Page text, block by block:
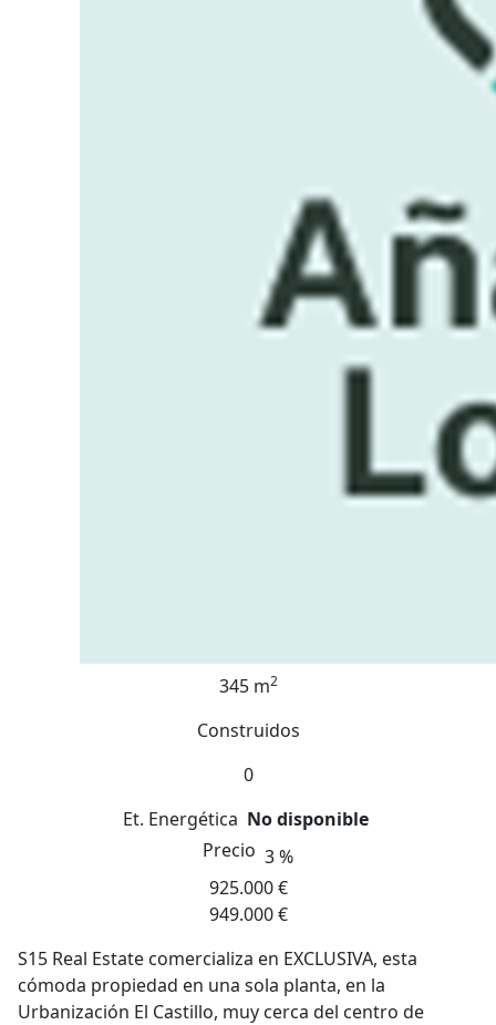
345 m2
Construidos
0
Et. Energética No disponible
Precio 3 %
925.000 €
949.000 €
S15 Real Estate comercializa en EXCLUSIVA, esta
cómoda propiedad en una sola planta, en la
Urbanización El Castillo, muy cerca del centro de